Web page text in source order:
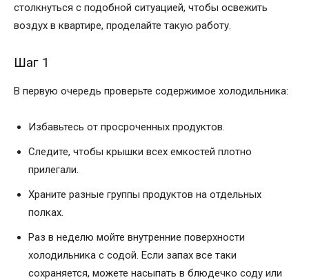
столкнуться с подобной ситуацией, чтобы освежить
воздух в квартире, проделайте такую работу.
Шаг 1
В первую очередь проверьте содержимое холодильника:
Избавьтесь от просроченных продуктов.
Следите, чтобы крышки всех емкостей плотно
прилегали.
Храните разные группы продуктов на отдельных
полках.
Раз в неделю мойте внутренние поверхности
холодильника с содой. Если запах все таки
сохраняется, можете насыпать в блюдечко соду или